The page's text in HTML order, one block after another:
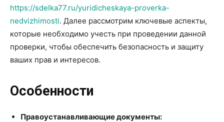
https://sdelka77.ru/yuridicheskaya-proverka-
nedvizhimosti. Далее рассмотрим ключевые аспекты,
которые необходимо учесть при проведении данной
проверки, чтобы обеспечить безопасность и защиту
ваших прав и интересов.
Особенности
Правоустанавливающие документы: